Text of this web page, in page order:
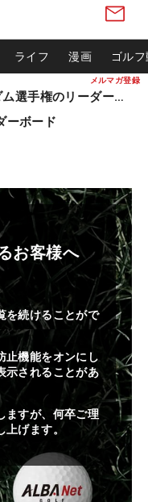
メルマガ登録
ライフ 漫画 ゴル
松山英樹ら出場 ウィンダム選手権のリーダーボード
ボード
お客様へ
を続けることがで
止機能をオンにし
示されることがあ
ますが、何卒ご理
上げます。